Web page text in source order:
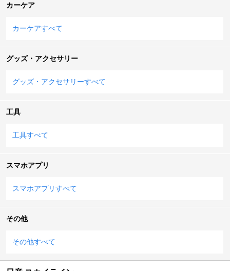
カーケア
カーケアすべて
グッズ・アクセサリー
グッズ・アクセサリーすべて
工具
工具すべて
スマホアプリ
スマホアプリすべて
その他
その他すべて